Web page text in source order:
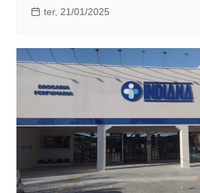
ter, 21/01/2025